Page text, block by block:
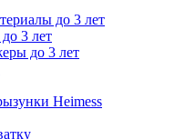
до 3 лет
3 лет
до 3 лет
Heimess